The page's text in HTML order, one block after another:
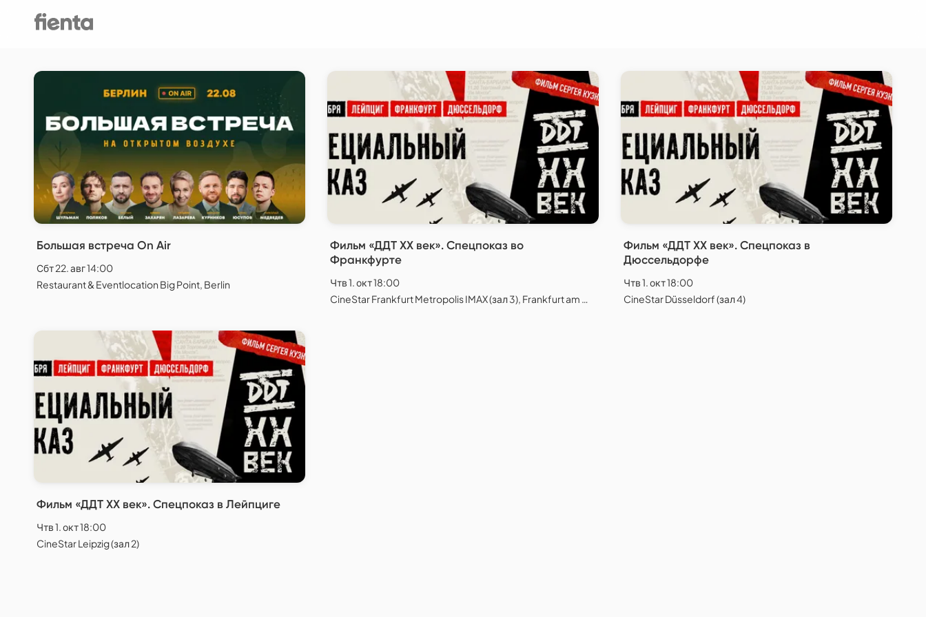
Большая встреча On Air
Сбт 22. авг 14:00
Restaurant & Eventlocation Big Point, Berlin
Фильм «ДДТ XX век». Спецпоказ во
Франкфурте
Чтв 1. окт 18:00
CineStar Frankfurt Metropolis IMAX (зал 3), Frankfurt am Main
Фильм «ДДТ XX век». Спецпоказ в
Дюссельдорфе
Чтв 1. окт 18:00
CineStar Düsseldorf (зал 4)
Фильм «ДДТ XX век». Спецпоказ в Лейпциге
Чтв 1. окт 18:00
CineStar Leipzig (зал 2)